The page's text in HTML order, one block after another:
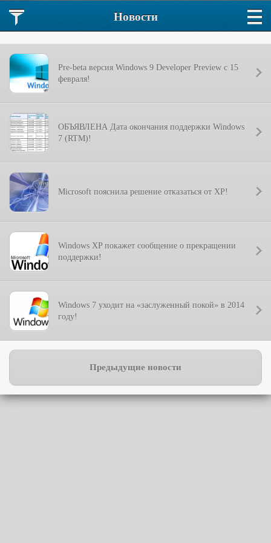
Новости
Pre-beta версия Windows 9 Developer Preview с 15
февраля!
ОБЪЯВЛЕНА Дата окончания поддержки Windows
7 (RTM)!
Microsoft пояснила решение отказаться от XP!
Windows XP покажет сообщение о прекращении
поддержки!
Windows 7 уходит на «заслуженный покой» в 2014
году!
Предыдущие новости